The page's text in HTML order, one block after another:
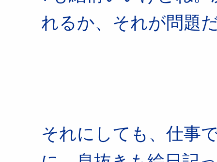
れるか、それが問題
それにしても、仕事